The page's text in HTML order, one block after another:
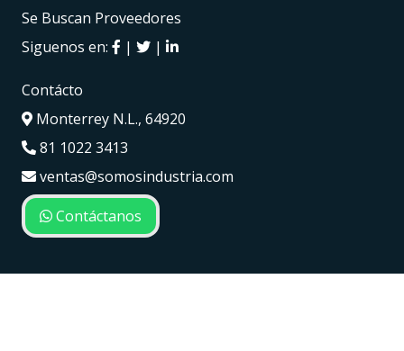
Se Buscan Proveedores
Siguenos en:
| |
Contácto
Monterrey N.L., 64920
81 1022 3413
ventas@somosindustria.com
Contáctanos